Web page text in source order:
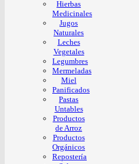
Hierbas
Medicinales
Jugos
Naturales
Leches
Vegetales
Legumbres
Mermeladas
Miel
Panificados
Pastas
Untables
Productos
de Arroz
Productos
Orgánicos
Repostería